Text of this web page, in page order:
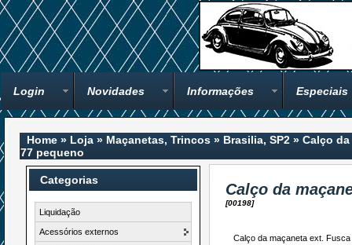
Login Novidades Informações Especiais
Home » Loja » Maçanetas, Trincos » Brasilia, SP2 » Calço
77 pequeno
Categorias
Liquidação
Acessórios externos
Calço da
[00198]
Calço da maçaneta ext.